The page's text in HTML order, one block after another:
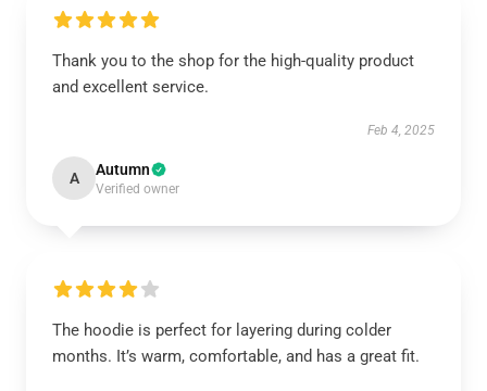
Thank you to the shop for the high-quality product
and excellent service.
Feb 4, 2025
A Autumn
Verified owner
The hoodie is perfect for layering during colder
months. It’s warm, comfortable, and has a great fit.